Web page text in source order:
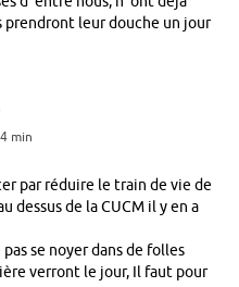
prendront leur douche un jour
min
par réduire le train de vie de
dessus de la CUCM il y en a
se noyer dans de folles
verront le jour, Il faut pour